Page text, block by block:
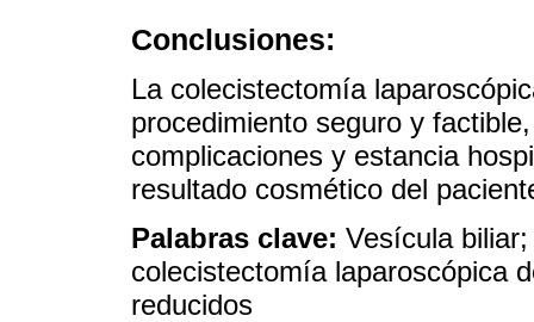
Conclusiones:
La colecistectomía
procedimiento seguro y
complicaciones y estancia
resultado cosmético del
Palabras clave: Vesícula
colecistectomía laparoscópica
reducidos